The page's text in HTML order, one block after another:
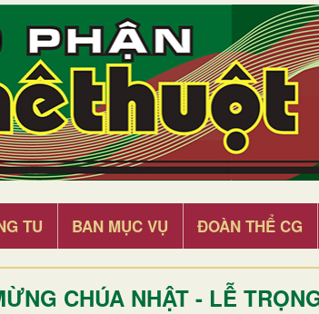
TU BAN MỤC VỤ ĐOÀN THỂ CG
CHÚA NHẬT - LỄ